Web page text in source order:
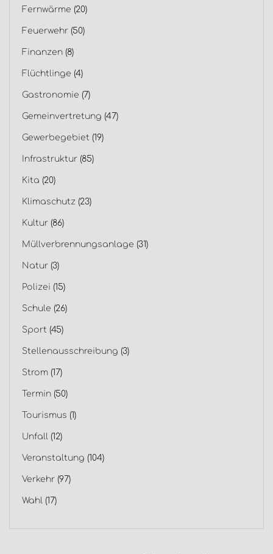
Fernwärme (20)
Feuerwehr (50)
Finanzen (8)
Flüchtlinge (4)
Gastronomie (7)
Gemeinvertretung (47)
Gewerbegebiet (19)
Infrastruktur (85)
Kita (20)
Klimaschutz (23)
Kultur (86)
Müllverbrennungsanlage (31)
Natur (3)
Polizei (15)
Schule (26)
Sport (45)
Stellenausschreibung (3)
Strom (17)
Termin (50)
Tourismus (1)
Unfall (12)
Veranstaltung (104)
Verkehr (97)
Wahl (17)